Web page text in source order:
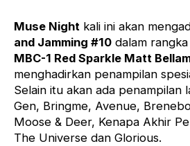
Muse Night kali ini akan
and Jamming #10 dalam rangka
MBC-1 Red Sparkle Matt
menghadirkan penampilan
Selain itu akan ada penampilan
Gen, Bringme, Avenue,
Moose & Deer, Kenapa Akhir
The Universe dan Glorious.